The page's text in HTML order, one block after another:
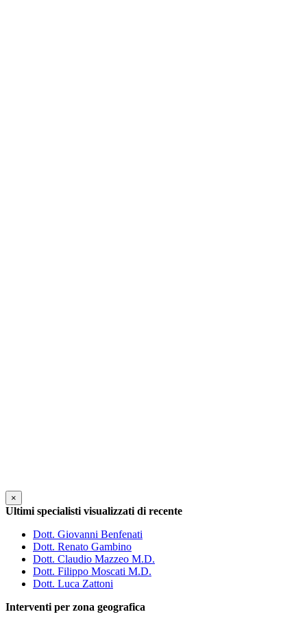
×
Ultimi specialisti visualizzati di recente
Dott. Giovanni Benfenati
Dott. Renato Gambino
Dott. Claudio Mazzeo M.D.
Dott. Filippo Moscati M.D.
Dott. Luca Zattoni
Interventi per zona geografica